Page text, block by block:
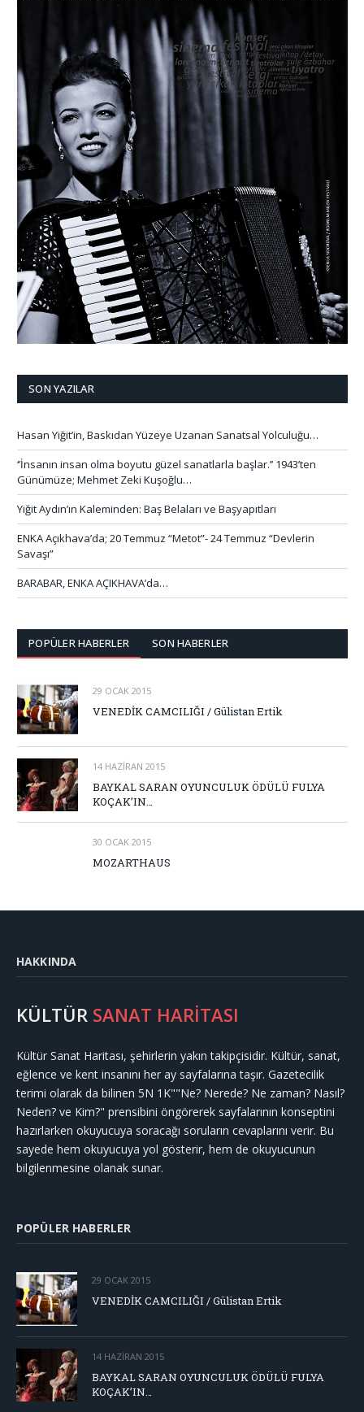
SON YAZILAR
Hasan Yiğit’in, Baskıdan Yüzeye Uzanan Sanatsal Yolculuğu…
‘’İnsanın insan olma boyutu güzel sanatlarla başlar.’’ 1943’ten
Günümüze; Mehmet Zeki Kuşoğlu…
Yiğit Aydın’ın Kaleminden: Baş Belaları ve Başyapıtları
ENKA Açıkhava’da; 20 Temmuz “Metot”- 24 Temmuz “Devlerin
Savaşı”
BARABAR, ENKA AÇIKHAVA’da…
POPÜLER HABERLER SON HABERLER
29 OCAK 2015
VENEDİK CAMCILIĞI / Gülistan Ertik
14 HAZIRAN 2015
BAYKAL SARAN OYUNCULUK ÖDÜLÜ FULYA
KOÇAK’IN…
30 OCAK 2015
MOZARTHAUS
HAKKINDA
KÜLTÜR SANAT HARİTASI
Kültür Sanat Haritası, şehirlerin yakın takipçisidir. Kültür, sanat,
eğlence ve kent insanını her ay sayfalarına taşır. Gazetecilik
terimi olarak da bilinen 5N 1K""Ne? Nerede? Ne zaman? Nasıl?
Neden? ve Kim?" prensibini öngörerek sayfalarının konseptini
hazırlarken okuyucuya soracağı soruların cevaplarını verir. Bu
sayede hem okuyucuya yol gösterir, hem de okuyucunun
bilgilenmesine olanak sunar.
POPÜLER HABERLER
29 OCAK 2015
VENEDİK CAMCILIĞI / Gülistan Ertik
14 HAZIRAN 2015
BAYKAL SARAN OYUNCULUK ÖDÜLÜ FULYA
KOÇAK’IN…